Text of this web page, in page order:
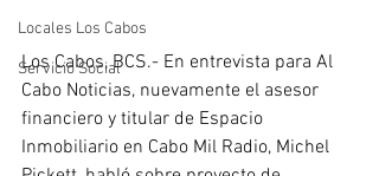
Locales Los Cabos
Servicio Social
Los Cabos, BCS.- En entrevista para Al
Cabo Noticias, nuevamente el asesor
financiero y titular de Espacio
Inmobiliario en Cabo Mil Radio, Michel